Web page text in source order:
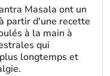
Masala ont un
partir d'une recette
à la main à
qui
longtemps et